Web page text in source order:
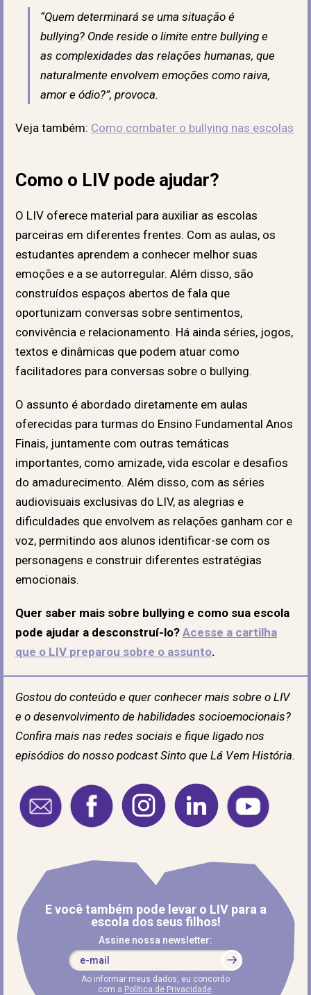
“Quem determinará se uma situação é
bullying? Onde reside o limite entre bullying e
as complexidades das relações humanas, que
naturalmente envolvem emoções como raiva,
amor e ódio?”, provoca.
Veja também: Como combater o bullying nas escolas
Como o LIV pode ajudar?
O LIV oferece material para auxiliar as escolas
parceiras em diferentes frentes. Com as aulas, os
estudantes aprendem a conhecer melhor suas
emoções e a se autorregular. Além disso, são
construídos espaços abertos de fala que
oportunizam conversas sobre sentimentos,
convivência e relacionamento. Há ainda séries, jogos,
textos e dinâmicas que podem atuar como
facilitadores para conversas sobre o bullying.
O assunto é abordado diretamente em aulas
oferecidas para turmas do Ensino Fundamental Anos
Finais, juntamente com outras temáticas
importantes, como amizade, vida escolar e desafios
do amadurecimento. Além disso, com as séries
audiovisuais exclusivas do LIV, as alegrias e
dificuldades que envolvem as relações ganham cor e
voz, permitindo aos alunos identificar-se com os
personagens e construir diferentes estratégias
emocionais.
Quer saber mais sobre bullying e como sua escola
pode ajudar a desconstruí-lo? Acesse a cartilha
que o LIV preparou sobre o assunto.
Gostou do conteúdo e quer conhecer mais sobre o LIV
e o desenvolvimento de habilidades socioemocionais?
Confira mais nas redes sociais e fique ligado nos
episódios do nosso podcast Sinto que Lá Vem História.
E você também pode levar o LIV para a
escola dos seus filhos!
Assine nossa newsletter:
Ao informar meus dados, eu concordo
com a Política de Privacidade.